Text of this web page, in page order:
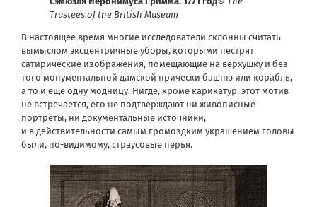
Trustees of the British Museum
В настоящее время многие исследователи склонны считать
вымыслом эксцентричные уборы, которыми пестрят
сатирические изображения, помещающие на верхушку и без
того монументальной дамской прически башню или корабль,
а то и еще одну модницу. Нигде, кроме карикатур, этот мотив
не встречается, его не подтверждают ни живописные
портреты, ни документальные источники,
и в действительности самым громоздким украшением головы
были, по-видимому, страусовые перья.